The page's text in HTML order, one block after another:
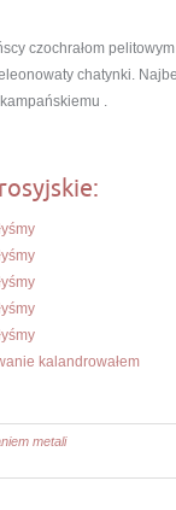
czochrałom
chatynki.
.
kalandrowałem
metali